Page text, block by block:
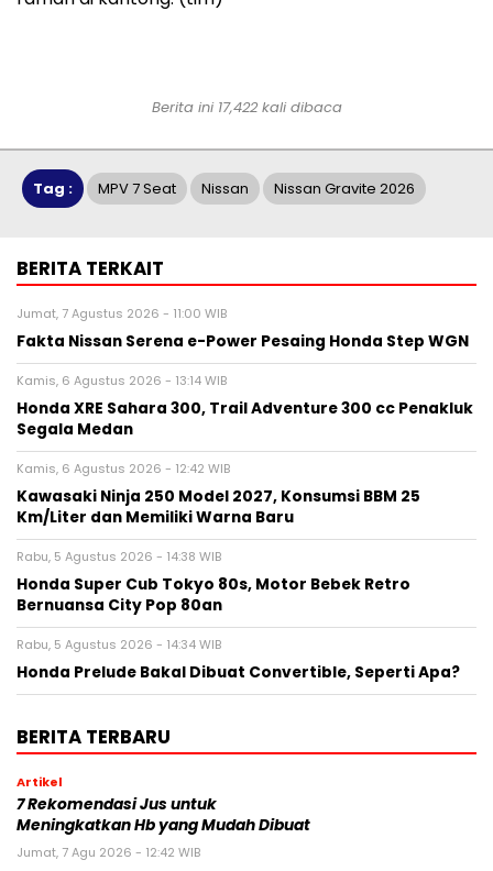
Berita ini 17,422 kali dibaca
Tag : MPV 7 Seat Nissan Nissan Gravite 2026
BERITA TERKAIT
Jumat, 7 Agustus 2026 - 11:00 WIB
Fakta Nissan Serena e-Power Pesaing Honda Step WGN
Kamis, 6 Agustus 2026 - 13:14 WIB
Honda XRE Sahara 300, Trail Adventure 300 cc Penakluk
Segala Medan
Kamis, 6 Agustus 2026 - 12:42 WIB
Kawasaki Ninja 250 Model 2027, Konsumsi BBM 25
Km/Liter dan Memiliki Warna Baru
Rabu, 5 Agustus 2026 - 14:38 WIB
Honda Super Cub Tokyo 80s, Motor Bebek Retro
Bernuansa City Pop 80an
Rabu, 5 Agustus 2026 - 14:34 WIB
Honda Prelude Bakal Dibuat Convertible, Seperti Apa?
BERITA TERBARU
Artikel
7 Rekomendasi Jus untuk
Meningkatkan Hb yang Mudah Dibuat
Jumat, 7 Agu 2026 - 12:42 WIB